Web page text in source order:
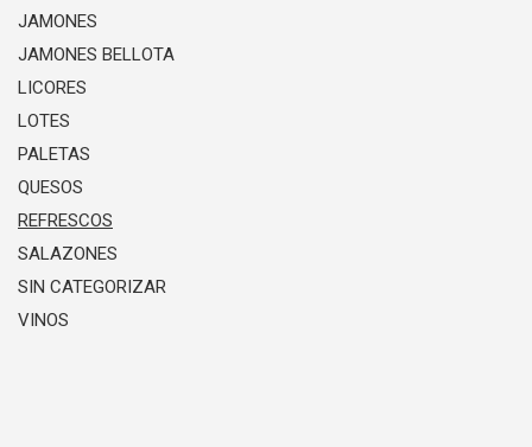
JAMONES
JAMONES BELLOTA
LICORES
LOTES
PALETAS
QUESOS
REFRESCOS
SALAZONES
SIN CATEGORIZAR
VINOS